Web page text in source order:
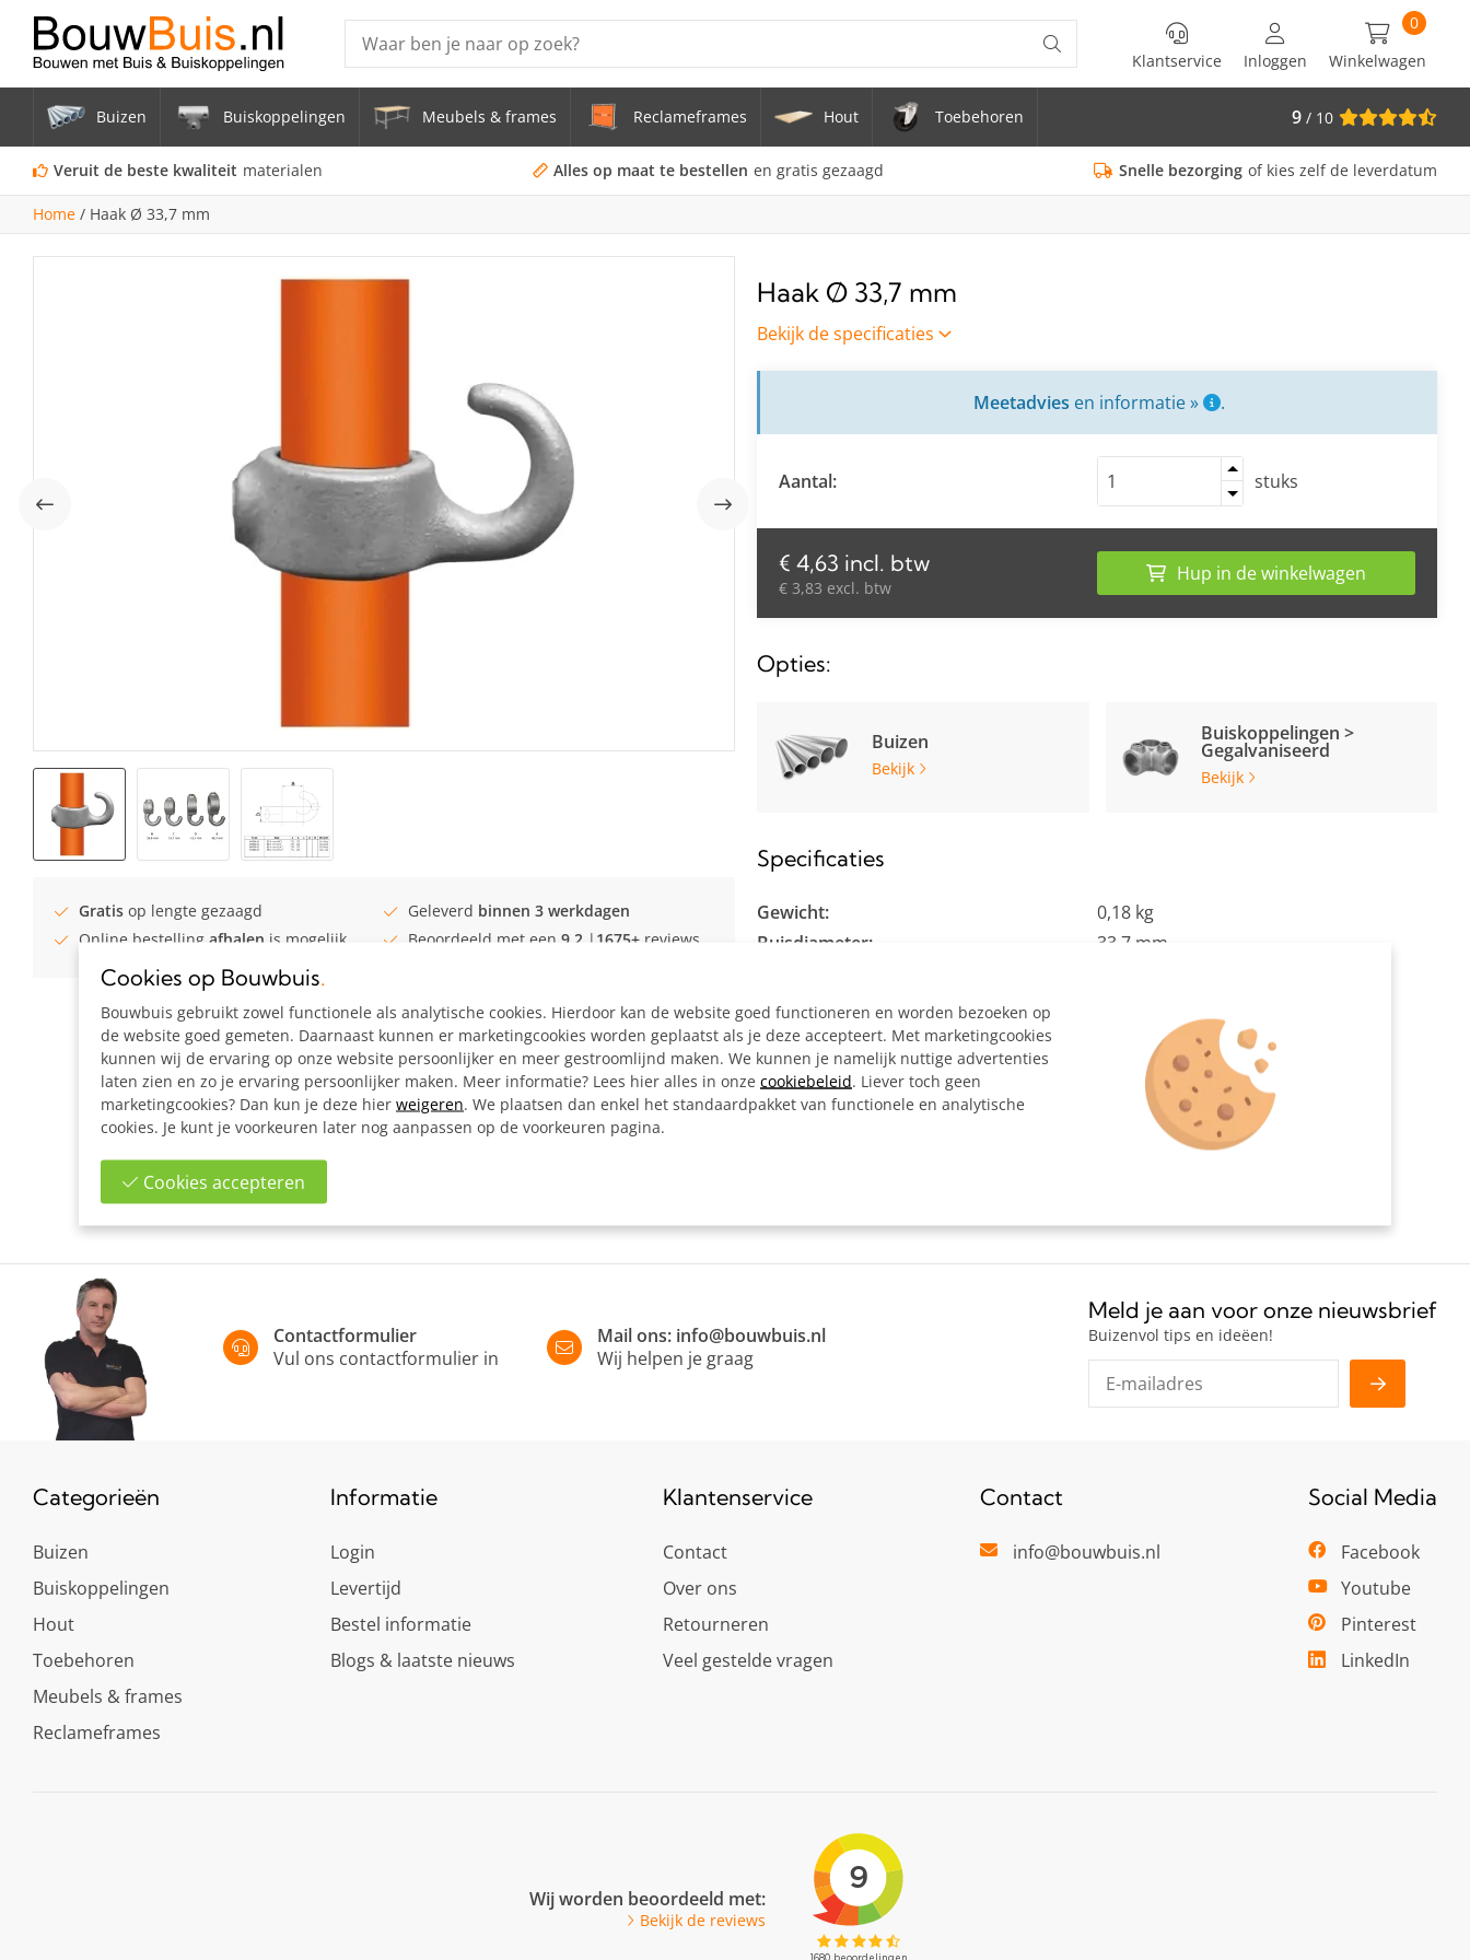
Producten
Steigerbuis onderstel tafel uit buis Ø 33,7 mm zwenkwielen Ø 75 mm
Vrijstaand Spandoekframe (zonder spandoek) uit gegalvaniseerde stalen buis Ø 33.7
mm
Zwarte steigerbuis staal Ø 21,3 mm
Constructiebuis Staal Ø 21,3 mm
Klantservice Inloggen Winkelwagen
0
Buizen Buiskoppelingen Meubels & frames Reclameframes Hout Toebehoren 9 / 10
Veruit de beste kwaliteit materialen Alles op maat te bestellen en gratis gezaagd Snelle bezorging of kies zelf de leverdatum
Home / Haak Ø 33,7 mm
Gratis op lengte gezaagd Geleverd binnen 3 werkdagen
Online bestelling afhalen is mogelijk Beoordeeld met een 9.2 | 1675+ reviews
Haak Ø 33,7 mm
Bekijk de specificaties
Meetadvies en informatie » .
Aantal: stuks
€ 4,63 incl. btw
€ 3,83 excl. btw
Hup in de winkelwagen
Opties:
Buizen
Bekijk
Buiskoppelingen >
Gegalvaniseerd
Bekijk
Specificaties
Gewicht:
0,18 kg
Buisdiameter:
33.7 mm
Kleur:
Artikelnummer:
Omschrijving
Haak voor het bevestigen van kettingen of als kapstokhaak.
Contactformulier
Vul ons contactformulier in
Mail ons: info@bouwbuis.nl
Wij helpen je graag
Meld je aan voor onze nieuwsbrief
Buizenvol tips en ideëen!
Categorieën
Buizen
Buiskoppelingen
Hout
Toebehoren
Meubels & frames
Reclameframes
Informatie
Login
Levertijd
Bestel informatie
Blogs & laatste nieuws
Klantenservice
Contact
Over ons
Retourneren
Veel gestelde vragen
Contact
info@bouwbuis.nl
Social Media
Facebook
Youtube
Pinterest
LinkedIn
Wij worden beoordeeld met:
Bekijk de reviews
Cookies op Bouwbuis.
Bouwbuis gebruikt zowel functionele als analytische cookies. Hierdoor kan de website goed functioneren en worden bezoeken op
de website goed gemeten. Daarnaast kunnen er marketingcookies worden geplaatst als je deze accepteert. Met marketingcookies
kunnen wij de ervaring op onze website persoonlijker en meer gestroomlijnd maken. We kunnen je namelijk nuttige advertenties
laten zien en zo je ervaring persoonlijker maken. Meer informatie? Lees hier alles in onze cookiebeleid. Liever toch geen
marketingcookies? Dan kun je deze hier weigeren. We plaatsen dan enkel het standaardpakket van functionele en analytische
cookies. Je kunt je voorkeuren later nog aanpassen op de voorkeuren pagina.
Cookies accepteren